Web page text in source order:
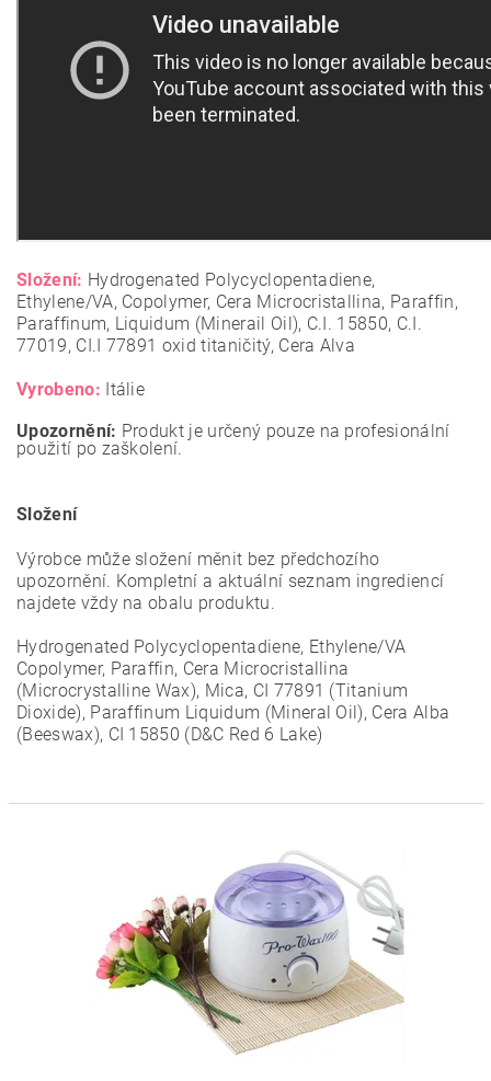
Složení: Hydrogenated Polycyclopentadiene,
Ethylene/VA, Copolymer, Cera Microcristallina, Paraffin,
Paraffinum, Liquidum (Minerail Oil), C.I. 15850, C.I.
77019, CI.I 77891 oxid titaničitý, Cera Alva
Vyrobeno: Itálie
Upozornění: Produkt je určený pouze na profesionální
použití po zaškolení.
Složení
Výrobce může složení měnit bez předchozího
upozornění. Kompletní a aktuální seznam ingrediencí
najdete vždy na obalu produktu.
Hydrogenated Polycyclopentadiene, Ethylene/VA
Copolymer, Paraffin, Cera Microcristallina
(Microcrystalline Wax), Mica, CI 77891 (Titanium
Dioxide), Paraffinum Liquidum (Mineral Oil), Cera Alba
(Beeswax), CI 15850 (D&C Red 6 Lake)